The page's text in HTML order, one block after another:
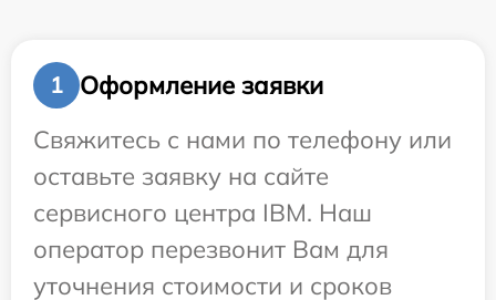
1
Оформление заявки
Свяжитесь с нами по телефону или
оставьте заявку на сайте
сервисного центра IBM. Наш
оператор перезвонит Вам для
уточнения стоимости и сроков